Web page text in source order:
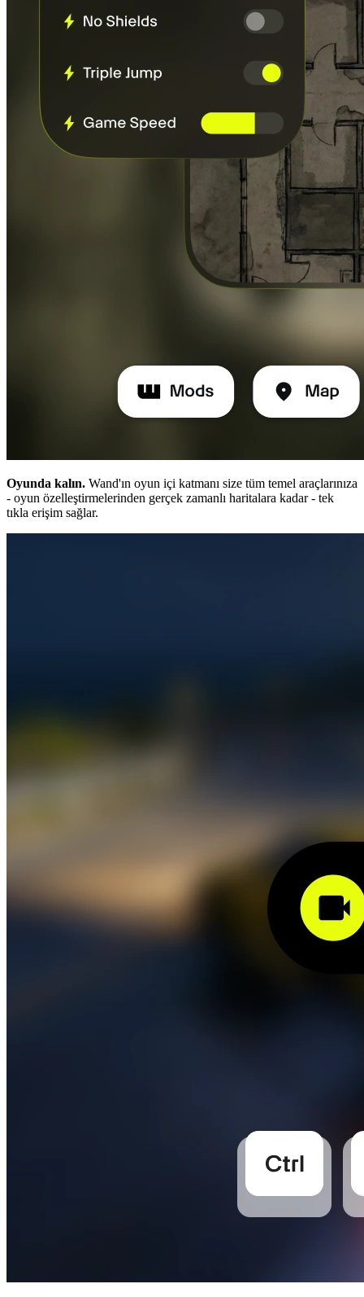
Oyunda kalın. Wand'ın oyun içi katmanı size tüm temel araçlarınıza
- oyun özelleştirmelerinden gerçek zamanlı haritalara kadar - tek
tıkla erişim sağlar.